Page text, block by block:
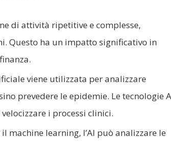
di attività ripetitive e complesse,
Questo ha un impatto significativo in
viene utilizzata per analizzare
prevedere le epidemie. Le tecnologie
i processi clinici.
machine learning, l’AI può analizzare le